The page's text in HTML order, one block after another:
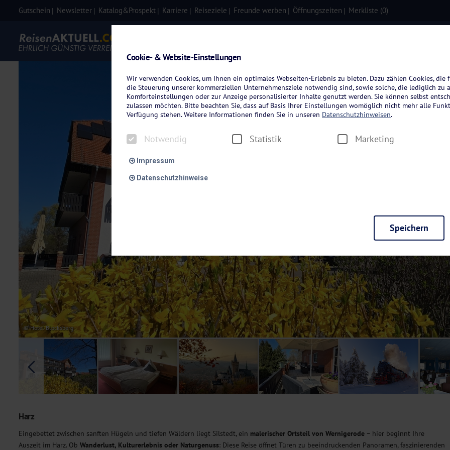
Gutschein Newsletter Katalog&Prospekt Karriere Reiseziele Freunde werben Öffnungszeiten Merkliste (0)
© Hotel Blocksberg
Harz
Eingebettet zwischen sanften Hügeln und tiefen Wäldern liegt Silstedt, ein malerischer Ortsteil von Wernigerode – hier beginnt Ihre
Auszeit im Harz. Ob Wanderlust, Kulturerlebnis oder Naturgenuss: Diese Reise öffnet Türen zu beeindruckenden Panoramen, faszinierenden
Cookie- & Website-Einstellungen
Wir verwenden Cookies, um Ihnen ein optimales Webseiten-Erlebnis zu bieten. Dazu zählen Cookies,
die Steuerung unserer kommerziellen Unternehmensziele notwendig sind, sowie solche, die lediglich zu
Komforteinstellungen oder zur Anzeige personalisierter Inhalte genutzt werden. Sie können selbst
zulassen möchten. Bitte beachten Sie, dass auf Basis Ihrer Einstellungen womöglich nicht mehr alle
Verfügung stehen. Weitere Informationen finden Sie in unseren Datenschutzhinweisen.
Notwendig Statistik Marketing
Impressum
Datenschutzhinweise
Diese Cookies sind für den Betrieb der Seite unbedingt notwendig und ermöglichen beispielsweise
möchten, um Ihnen unsere Dienste bei einem erneuten Besuch unserer Seite schneller zur Verfügung zu
Statistik
Um unser Angebot und unsere Webseite weiter zu verbessern, erfassen wir anonymisierte Daten für
dieser Cookies können wir beispielsweise die Besucherzahlen und den Effekt bestimmter Seiten unseres
unsere Inhalte optimieren. Wir nutzen hierfür Dienste von Google und Facebook. Durch diese Dienste
Übermittlung, der auf unsere Website erfassten Daten, kommen. Weitere Hinweise zu der Verarbeitung
Datenschutzhinweisen . Sie können Ihre Einwilligung jederzeit in denCookie-Einstellungenwiderrufen.
Marketing
Diese Cookies werden genutzt, um Ihnen personalisierte Inhalte, passend zu Ihren Interessen anzuzeigen.
Speichern